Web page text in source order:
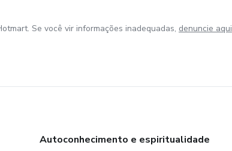
Se você vir informações inadequadas, denuncie aqui
Autoconhecimento e espiritualidade